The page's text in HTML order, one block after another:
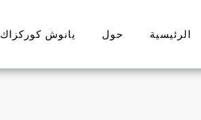
الرئيسية حول يانوش كوركزاك